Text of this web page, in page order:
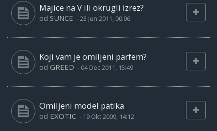
Majice na V ili okrugli izrez?
od SUNCE -23 Jun 2011, 00:06
Koji vam je omiljeni parfem?
od GREED - 04 Dec 2011, 15:49
Omiljeni model patika
od EXOTIC - 19 Okt 2009, 14:12